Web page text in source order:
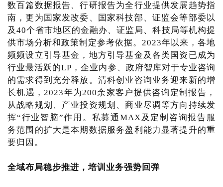
数百篇数据报告、行研报告为全行业提供发展趋势指
南，更为国家发改委、国家科技部、证监会等部委以
及40个省市地区的金融办、证监局、科技局等机构提
供市场分析和政策制定参考依据。2023年以来，各地
频频设立引导基金，地方引导基金及各类国资已成为
行业最活跃的LP，企业内参、政府智库对于专业咨询
的需求得到充分释放。清科创业咨询业务迎来新的增
长机遇，2023年为200余家客户提供咨询定制报告，
从战略规划、产业投资规划、商业尽调等方向持续发
挥“行业智脑”作用。私募通MAX及定制咨询报告服
务范围的扩大是本期数据服务盈利能力显著提升的重
要归因。
全域布局稳步推进，培训业务强势回弹